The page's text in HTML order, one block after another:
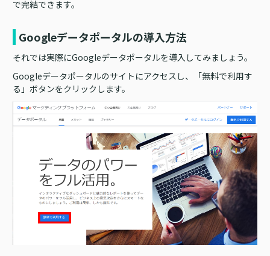
で完結できます。
Googleデータポータルの導入方法
それでは実際にGoogleデータポータルを導入してみましょう。
Googleデータポータルのサイトにアクセスし、「無料で利用す
る」ボタンをクリックします。